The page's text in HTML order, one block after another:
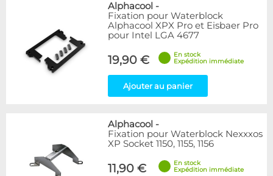
Alphacool -
Fixation pour Waterblock
Alphacool XPX Pro et Eisbaer Pro
pour Intel LGA 4677
19,90 €
En stock
Expédition immédiate
Ajouter au panier
Alphacool -
Fixation pour Waterblock Nexxxos
XP Socket 1150, 1155, 1156
11,90 €
En stock
Expédition immédiate